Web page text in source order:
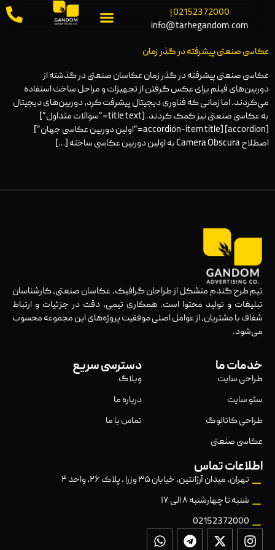
02152372000 |
info@tarhegandom.com
عکاسی صنعتی پیشرفته در گذر زمان
عکاسی صنعتی پیشرفته در گذر زمان عکاسان صنعتی در گذشته از
دوربین‌های فیلم برای عکس گرفتن از تجهیزات و مراحل ساخت استفاده
می‌کردند. اما زمانی که فناوری دیجیتال پیشرفت کرد، دوربین‌های دیجیتال
به عکاسی صنعتی نیز کمک کردند. [title text=”سوالات متداول”]
[accordion] [accordion-item title=”اولین دوربین عکاسی جهان”]
اصطلاح Camera Obscura به اولین دوربین عکاسی ساخته […]
تیم طرح گندم متشکل از طراحان گرافیک، عکاسان صنعتی، کارشناسان
تبلیغات و تولید محتوا است. همکاری تیمی، دقت در جزئیات و ارتباط
شفاف با مشتریان، از عوامل اصلی موفقیت پروژه‌های این مجموعه محسوب
می‌شود.
خدمات ما
طراحی سایت
سئو سایت
طراحی کاتالوگ
عکاسی صنعتی
دسترسی سریع
وبلاگ
درباره ما
تماس با ما
اطلاعات تماس
تهران، میدان آرژانتین، خیابان ۳۵ وزرا ، پلاک ۲۶، واحد ۴
شنبه تا چهارشنبه ۸ الی ۱۷
02152372000